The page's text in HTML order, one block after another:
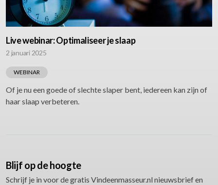
Live webinar: Optimaliseer je slaap
2 januari 2025
WEBINAR
Of je nu een goede of slechte slaper bent, iedereen kan zijn of
haar slaap verbeteren.
Blijf op de hoogte
Schrijf je in voor de gratis Vindeenmasseur.nl nieuwsbrief en